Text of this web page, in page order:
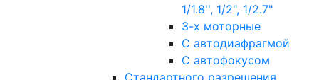
1/1.8'', 1/2", 1/2.7"
3-х моторные
С автодиафрагмой
С автофокусом
Стандартного разрешения